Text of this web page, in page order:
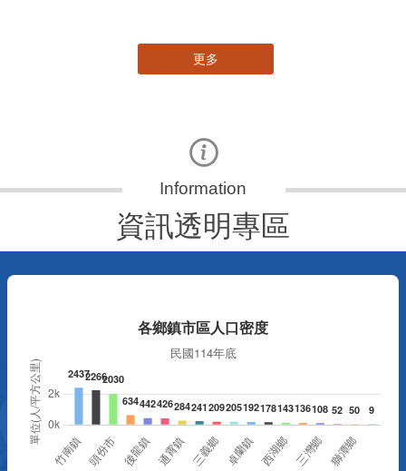
更多
資訊透明專區